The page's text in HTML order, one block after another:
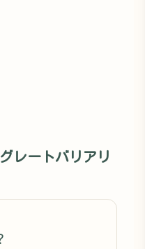
レートバリアリ